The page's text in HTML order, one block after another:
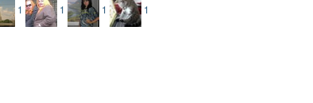
1 1 1
1